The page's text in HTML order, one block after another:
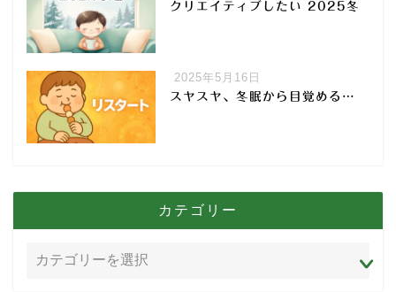
クリエイティブしたい 2025冬
2025年5月16日
スヤスヤ、冬眠から目覚める…
カテゴリー